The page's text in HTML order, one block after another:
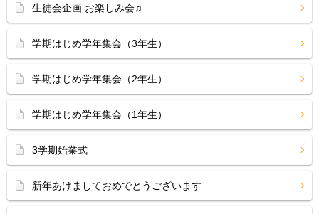
生徒会企画 お楽しみ会♫
学期はじめ学年集会（3年生）
学期はじめ学年集会（2年生）
学期はじめ学年集会（1年生）
3学期始業式
新年あけましておめでとうございます